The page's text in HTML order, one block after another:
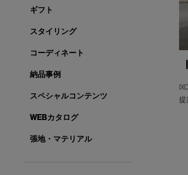
提
ギフト
スタイリング
コーディネート
納品事例
スペシャルコンテンツ
WEBカタログ
張地・マテリアル